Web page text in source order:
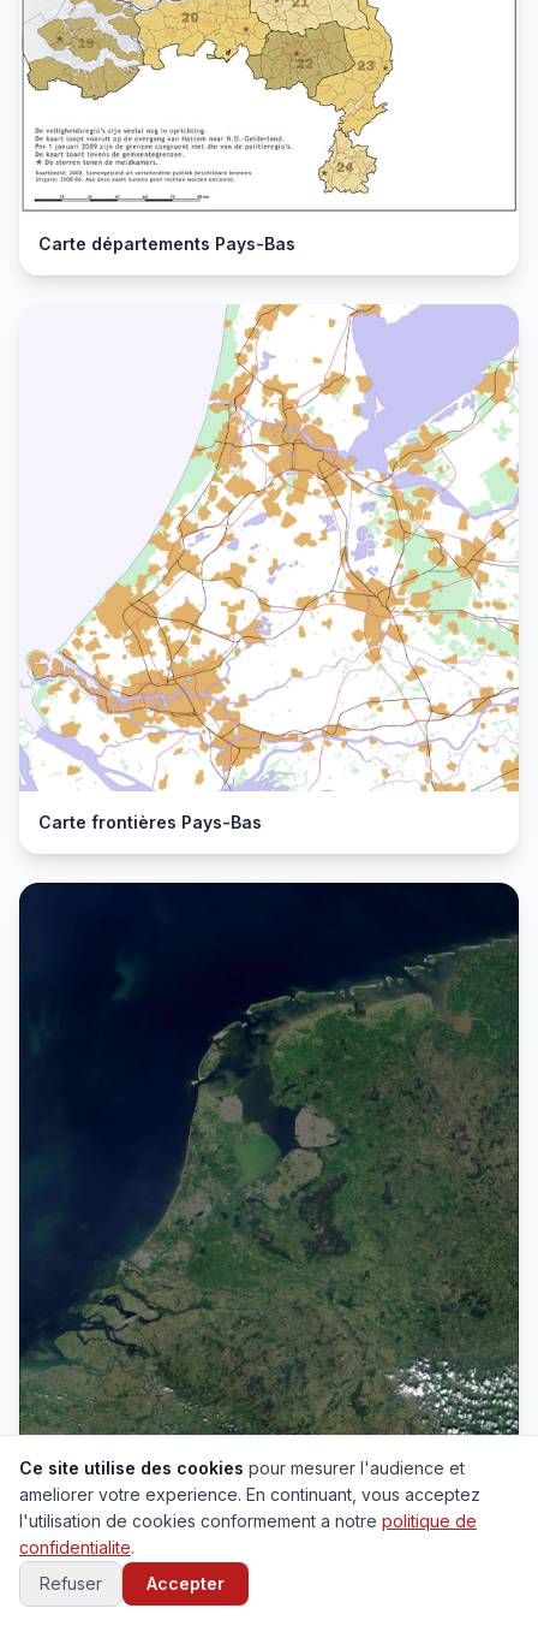
Carte départements Pays-Bas
Carte frontières Pays-Bas
Carte satellite Pays-Bas
Ce site utilise des cookies pour mesurer l'audience et
ameliorer votre experience. En continuant, vous acceptez
l'utilisation de cookies conformement a notre politique de
confidentialite.
Refuser
Accepter